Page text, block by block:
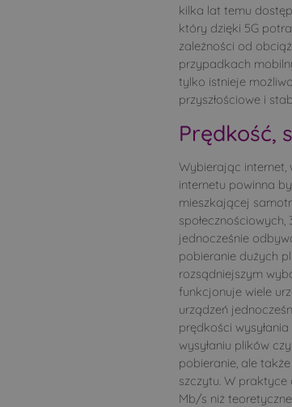
kilka lat temu
który dzięki 5G
zależności od
przypadkach
tylko istnieje
przyszłościowe i
Prędkość,
Wybierając internet,
internetu powinna
mieszkającej
jednocześnie
pobieranie dużych
rozsądniejszym
funkcjonuje wiele
urządzeń
prędkości
wysyłaniu plików
pobieranie, ale
szczytu. W praktyce
Mb/s niż